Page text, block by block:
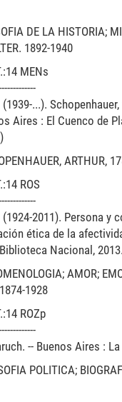
DE LA HISTORIA;
1892-1940
MENs
...).
Aires : El Cuenco de
ARTHUR,
ROS
2011). Persona y
ética de la
Nacional,
AMOR;
1928
ROZp
-- Buenos Aires :
POLITICA;